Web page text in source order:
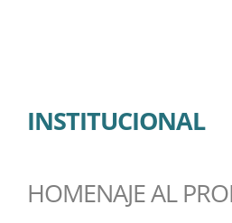
INSTITUCIONAL
HOMENAJE AL